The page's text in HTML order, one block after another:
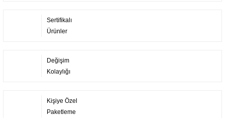
Sertifikalı
Ürünler
Değişim
Kolaylığı
Kişiye Özel
Paketleme